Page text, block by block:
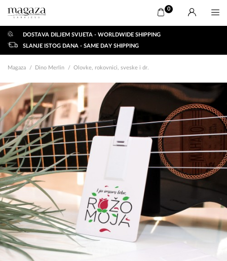
0
DOSTAVA DILJEM SVIJETA - WORLDWIDE SHIPPING
SLANJE ISTOG DANA - SAME DAY SHIPPING
Magaza Dino Merlin Olovke, rokovnici, sveske i dr.